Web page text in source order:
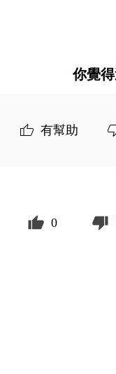
你覺
有幫助
0